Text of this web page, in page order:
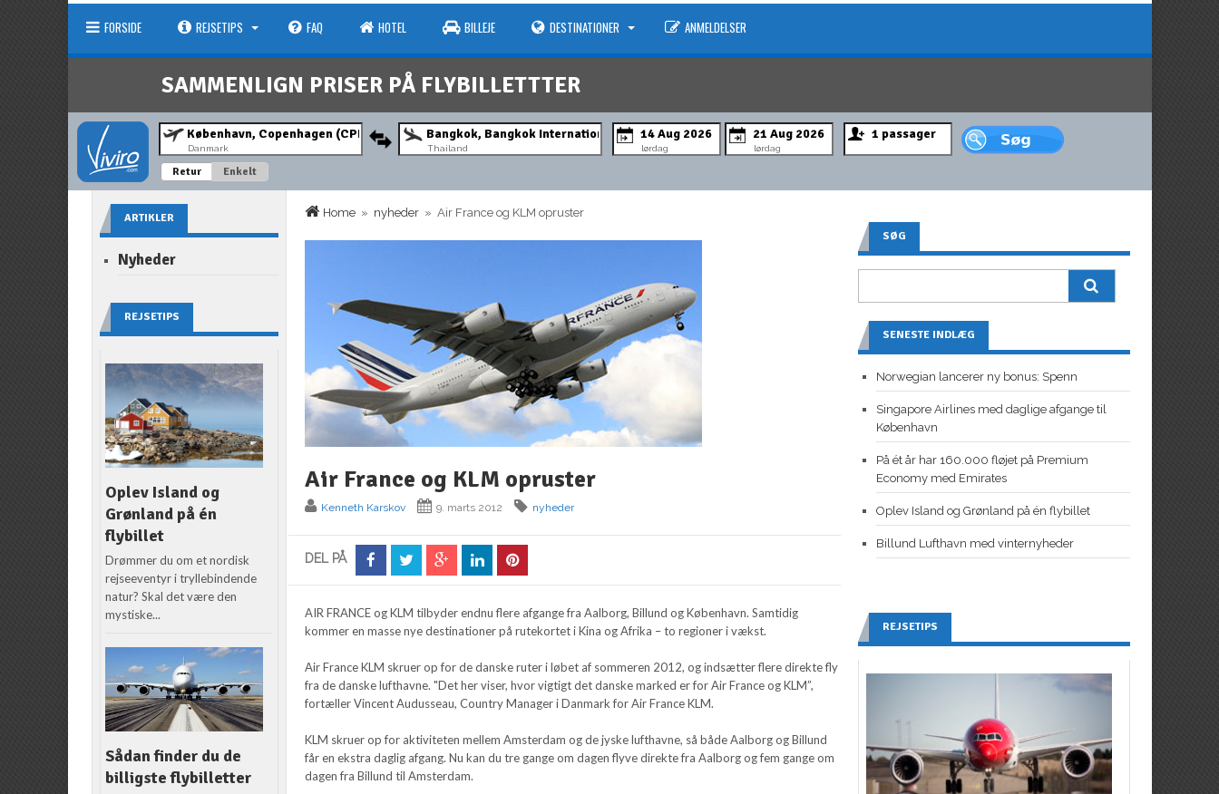
FORSIDE REJSETIPS FAQ HOTEL BILLEJE DESTINATIONER ANMELDELSER
SAMMENLIGN PRISER PÅ FLYBILLETTTER
Danmark Thailand lørdag lørdag
Retur Enkelt
Home » nyheder » Air France og KLM opruster
Air France og KLM opruster
Kenneth Karskov 9. marts 2012 nyheder
DEL PÅ
AIR FRANCE og KLM tilbyder endnu flere afgange fra Aalborg, Billund og København. Samtidig
kommer en masse nye destinationer på rutekortet i Kina og Afrika – to regioner i vækst.
Air France KLM skruer op for de danske ruter i løbet af sommeren 2012, og indsætter flere direkte fly
fra de danske lufthavne. "Det her viser, hvor vigtigt det danske marked er for Air France og KLM”,
fortæller Vincent Audusseau, Country Manager i Danmark for Air France KLM.
KLM skruer op for aktiviteten mellem Amsterdam og de jyske lufthavne, så både Aalborg og Billund
får en ekstra daglig afgang. Nu kan du tre gange om dagen flyve direkte fra Aalborg og fem gange om
dagen fra Billund til Amsterdam.
ARTIKLER
Nyheder
REJSETIPS
Oplev Island og
Grønland på én
flybillet
Drømmer du om et nordisk
rejseeventyr i tryllebindende
natur? Skal det være den
mystiske...
Sådan finder du de
billigste flybilletter
SØG
SENESTE INDLÆG
Norwegian lancerer ny bonus: Spenn
Singapore Airlines med daglige afgange til
København
På ét år har 160.000 fløjet på Premium
Economy med Emirates
Oplev Island og Grønland på én flybillet
Billund Lufthavn med vinternyheder
REJSETIPS